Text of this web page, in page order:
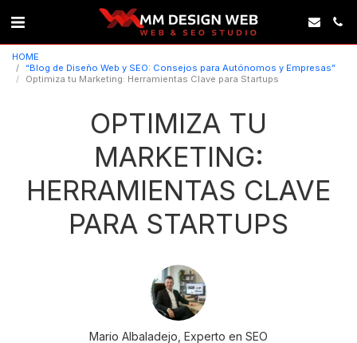
HOME
“Blog de Diseño Web y SEO: Consejos para Autónomos y Empresas”
Optimiza tu Marketing: Herramientas Clave para Startups
OPTIMIZA TU
MARKETING:
HERRAMIENTAS CLAVE
PARA STARTUPS
Mario Albaladejo, Experto en SEO